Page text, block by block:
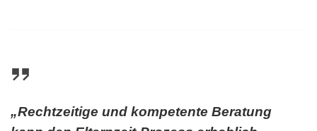
„Rechtzeitige und kompetente Beratung